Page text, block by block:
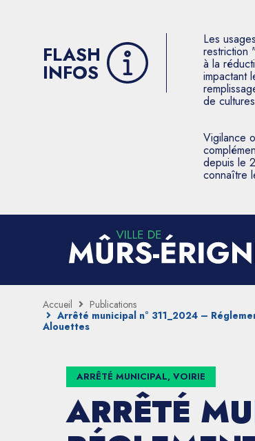
FLASH
INFOS
Les
restriction
à la
impactant
de
Vigilance
depuis le
connaître
Accueil
Publications
Arrêté municipal n° 311_2024 –
Alouettes
ARRÊTÉ MUNICIPAL, VOIRIE
ARRÊTÉ